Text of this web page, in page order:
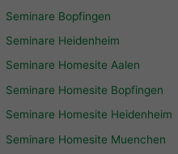
Seminare Bopfingen
Seminare Heidenheim
Seminare Homesite Aalen
Seminare Homesite Bopfingen
Seminare Homesite Heidenheim
Seminare Homesite Muenchen